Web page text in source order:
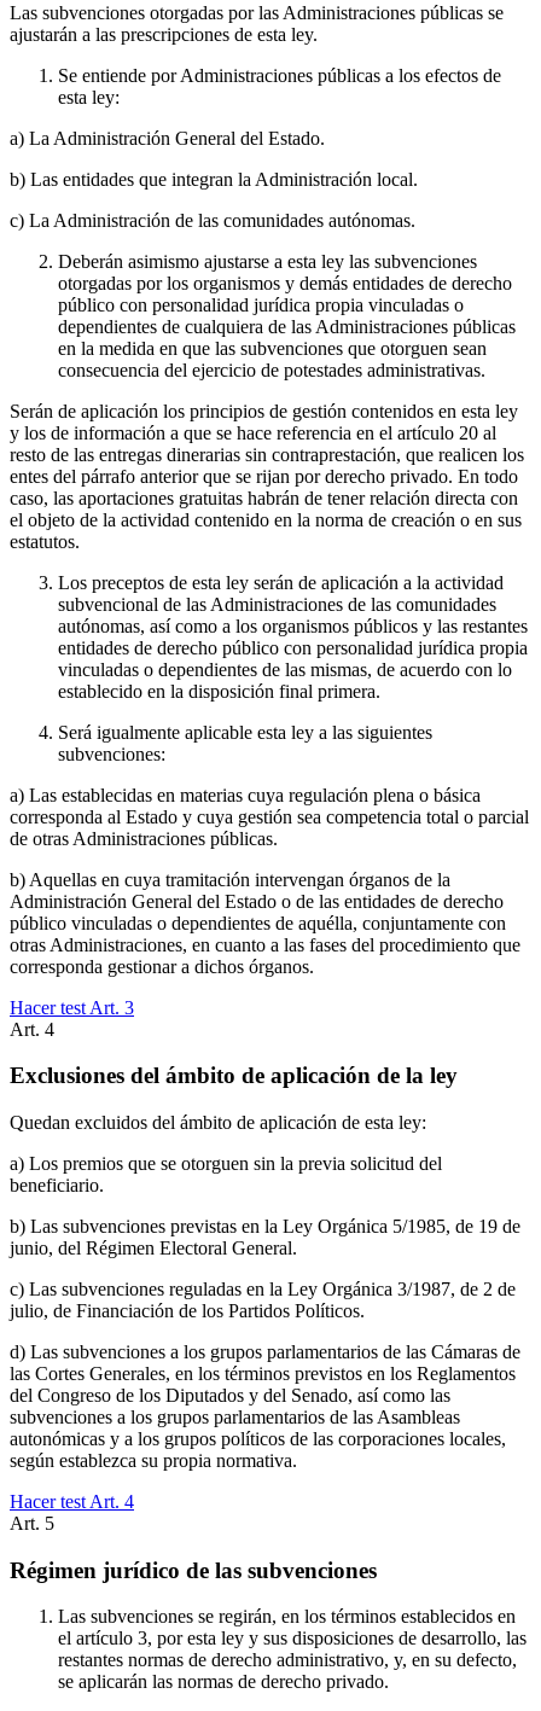
Las subvenciones otorgadas por las Administraciones públicas se
ajustarán a las prescripciones de esta ley.
Se entiende por Administraciones públicas a los efectos de
esta ley:
a) La Administración General del Estado.
b) Las entidades que integran la Administración local.
c) La Administración de las comunidades autónomas.
Deberán asimismo ajustarse a esta ley las subvenciones
otorgadas por los organismos y demás entidades de derecho
público con personalidad jurídica propia vinculadas o
dependientes de cualquiera de las Administraciones públicas
en la medida en que las subvenciones que otorguen sean
consecuencia del ejercicio de potestades administrativas.
Serán de aplicación los principios de gestión contenidos en esta ley
y los de información a que se hace referencia en el artículo 20 al
resto de las entregas dinerarias sin contraprestación, que realicen los
entes del párrafo anterior que se rijan por derecho privado. En todo
caso, las aportaciones gratuitas habrán de tener relación directa con
el objeto de la actividad contenido en la norma de creación o en sus
estatutos.
Los preceptos de esta ley serán de aplicación a la actividad
subvencional de las Administraciones de las comunidades
autónomas, así como a los organismos públicos y las restantes
entidades de derecho público con personalidad jurídica propia
vinculadas o dependientes de las mismas, de acuerdo con lo
establecido en la disposición final primera.
Será igualmente aplicable esta ley a las siguientes
subvenciones:
a) Las establecidas en materias cuya regulación plena o básica
corresponda al Estado y cuya gestión sea competencia total o parcial
de otras Administraciones públicas.
b) Aquellas en cuya tramitación intervengan órganos de la
Administración General del Estado o de las entidades de derecho
público vinculadas o dependientes de aquélla, conjuntamente con
otras Administraciones, en cuanto a las fases del procedimiento que
corresponda gestionar a dichos órganos.
Hacer test Art. 3
Art. 4
Exclusiones del ámbito de aplicación de la ley
Quedan excluidos del ámbito de aplicación de esta ley:
a) Los premios que se otorguen sin la previa solicitud del
beneficiario.
b) Las subvenciones previstas en la Ley Orgánica 5/1985, de 19 de
junio, del Régimen Electoral General.
c) Las subvenciones reguladas en la Ley Orgánica 3/1987, de 2 de
julio, de Financiación de los Partidos Políticos.
d) Las subvenciones a los grupos parlamentarios de las Cámaras de
las Cortes Generales, en los términos previstos en los Reglamentos
del Congreso de los Diputados y del Senado, así como las
subvenciones a los grupos parlamentarios de las Asambleas
autonómicas y a los grupos políticos de las corporaciones locales,
según establezca su propia normativa.
Hacer test Art. 4
Art. 5
Régimen jurídico de las subvenciones
Las subvenciones se regirán, en los términos establecidos en
el artículo 3, por esta ley y sus disposiciones de desarrollo, las
restantes normas de derecho administrativo, y, en su defecto,
se aplicarán las normas de derecho privado.